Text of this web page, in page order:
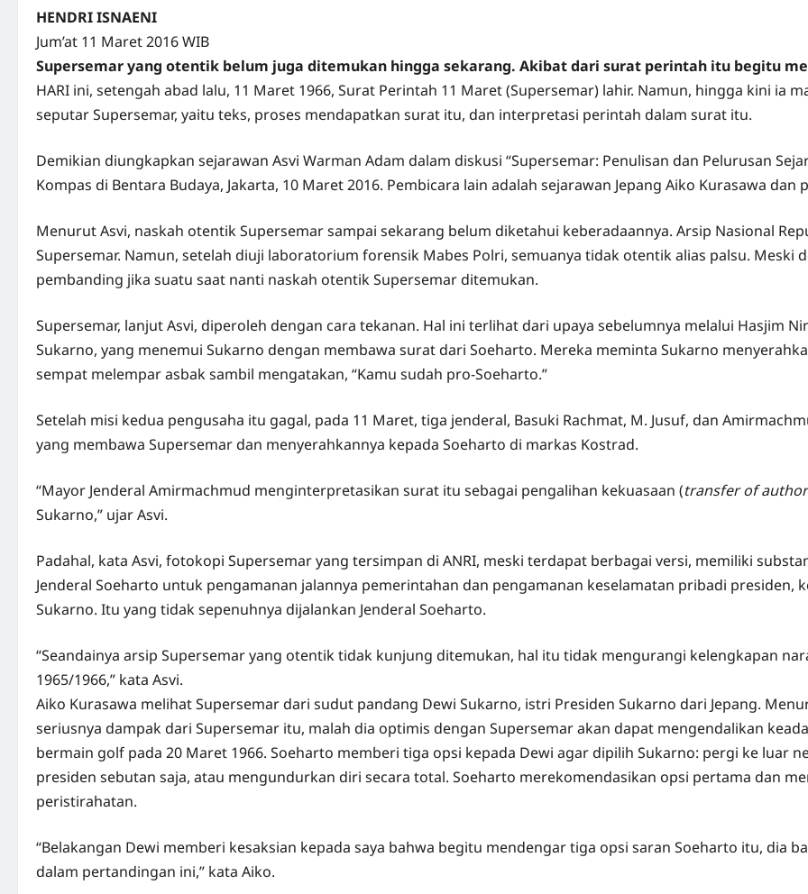
HENDRI ISNAENI
Jum’at 11 Maret 2016 WIB
Supersemar yang otentik belum juga ditemukan hingga sekarang. Akibat dari surat perintah itu begitu
HARI ini, setengah abad lalu, 11 Maret 1966, Surat Perintah 11 Maret (Supersemar) lahir. Namun, hingga kini ia
seputar Supersemar, yaitu teks, proses mendapatkan surat itu, dan interpretasi perintah dalam surat itu.
Demikian diungkapkan sejarawan Asvi Warman Adam dalam diskusi “Supersemar: Penulisan dan Pelurusan
Kompas di Bentara Budaya, Jakarta, 10 Maret 2016. Pembicara lain adalah sejarawan Jepang Aiko Kurasawa
Menurut Asvi, naskah otentik Supersemar sampai sekarang belum diketahui keberadaannya. Arsip Nasional
Supersemar. Namun, setelah diuji laboratorium forensik Mabes Polri, semuanya tidak otentik alias palsu. Meski
pembanding jika suatu saat nanti naskah otentik Supersemar ditemukan.
Supersemar, lanjut Asvi, diperoleh dengan cara tekanan. Hal ini terlihat dari upaya sebelumnya melalui Hasjim
Sukarno, yang menemui Sukarno dengan membawa surat dari Soeharto. Mereka meminta Sukarno
sempat melempar asbak sambil mengatakan, “Kamu sudah pro-Soeharto.”
Setelah misi kedua pengusaha itu gagal, pada 11 Maret, tiga jenderal, Basuki Rachmat, M. Jusuf, dan
yang membawa Supersemar dan menyerahkannya kepada Soeharto di markas Kostrad.
“Mayor Jenderal Amirmachmud menginterpretasikan surat itu sebagai pengalihan kekuasaan (transfer of
Sukarno,” ujar Asvi.
Padahal, kata Asvi, fotokopi Supersemar yang tersimpan di ANRI, meski terdapat berbagai versi, memiliki
Jenderal Soeharto untuk pengamanan jalannya pemerintahan dan pengamanan keselamatan pribadi presiden,
Sukarno. Itu yang tidak sepenuhnya dijalankan Jenderal Soeharto.
“Seandainya arsip Supersemar yang otentik tidak kunjung ditemukan, hal itu tidak mengurangi kelengkapan
1965/1966,” kata Asvi.
Aiko Kurasawa melihat Supersemar dari sudut pandang Dewi Sukarno, istri Presiden Sukarno dari Jepang.
seriusnya dampak dari Supersemar itu, malah dia optimis dengan Supersemar akan dapat mengendalikan
bermain golf pada 20 Maret 1966. Soeharto memberi tiga opsi kepada Dewi agar dipilih Sukarno: pergi ke luar
presiden sebutan saja, atau mengundurkan diri secara total. Soeharto merekomendasikan opsi pertama dan
peristirahatan.
“Belakangan Dewi memberi kesaksian kepada saya bahwa begitu mendengar tiga opsi saran Soeharto itu, dia
dalam pertandingan ini,” kata Aiko.